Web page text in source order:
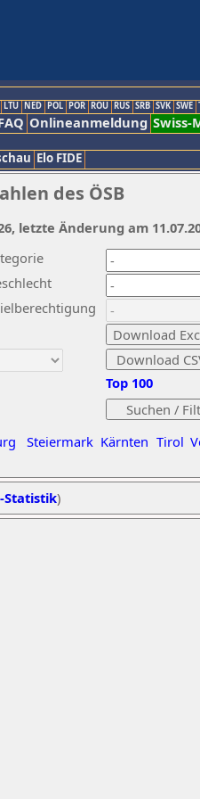
LTU NED POL POR ROU RUS SRB SVK SWE
Onlineanmeldung Swiss-
Elo FIDE
des ÖSB
Steiermark Kärnten Tirol
Top 100
letzte Änderung am
Statistik)